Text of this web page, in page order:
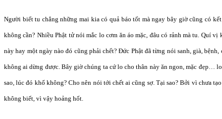
Người biết tu chẳng những mai kia có quả báo tốt mà ngay bây giờ cũng có
không cần? Nhiều Phật tử nói mắc lo cơm ăn áo mặc, đâu có rảnh mà tu. Quí
này hay một ngày nào đó cũng phải chết? Đức Phật đã từng nói sanh, già,
không ai dừng được. Bây giờ chúng ta cứ lo cho thân này ăn ngon, mặc đẹp…
sao, lúc đó khổ không? Cho nên nói tới chết ai cũng sợ. Tại sao? Bởi vì chưa
không biết, vì vậy hoảng hốt.